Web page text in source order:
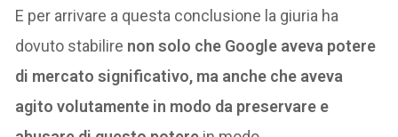
E per arrivare a questa conclusione la giuria ha
dovuto stabilire non solo che Google aveva potere
di mercato significativo, ma anche che aveva
agito volutamente in modo da preservare e